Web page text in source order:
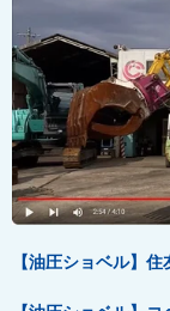
【油圧ショベル】